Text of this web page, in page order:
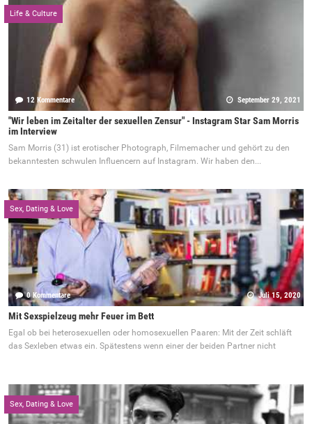
Life & Culture
12 Kommentare September 29, 2021
"Wir leben im Zeitalter der sexuellen Zensur" - Instagram Star Sam Morris
im Interview
Sam Morris (31) ist erotischer Photograph, Filmemacher und gehört zu den
bekanntesten schwulen Influencern auf Instagram. Wir haben den...
Sex, Dating & Love
0 Kommentare Juli 15, 2020
Mit Sexspielzeug mehr Feuer im Bett
Egal ob bei heterosexuellen oder homosexuellen Paaren: Mit der Zeit schläft
das Sexleben etwas ein. Spätestens wenn einer der beiden Partner nicht
Sex, Dating & Love